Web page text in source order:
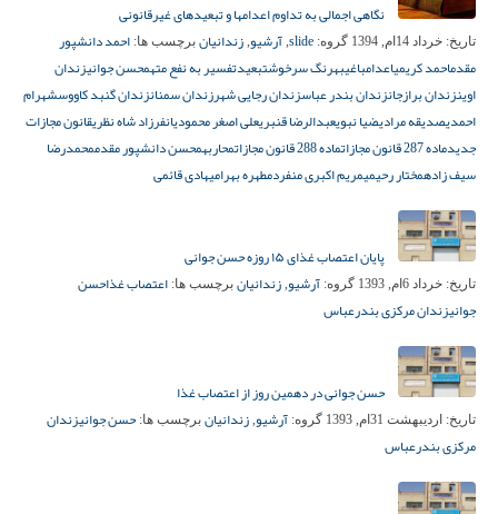
نگاهی اجمالی به تداوم اعدامها و تبعیدهای غیرقانونی
تاریخ: خرداد 14ام, 1394 گروه: slide
, آرشیو, زندانیان برچسب ها: احمد دانشپور
مقدماحمد کریمیاعدامباغیبهرنگ سرخوشتبعیدتفسیر به نفع متهمحسن جوانیزندان
اوینزندان برازجانزندان بندر عباسزندان رجایی شهرزندان سمنانزندان گنبد کاووسشهرام
احمدیصدیقه مرادیضیا نبویعبدالرضا قنبریعلی اصغر محمودیانفرزاد شاه نظریقانون مجازات
جدیدماده 287 قانون مجازات ماده 288 قانون مجازات محاربهمحسن دانشپور مقدممحمدرضا
سیف زادهمختار رحیمیمریم اکبری منفردمطهره بهرامیهادی قائمی
پایان اعتصاب غذای ۱۵ روزه حسن جوانی
تاریخ: خرداد 6ام, 1393 گروه: آرشیو, زندانیان برچسب ها: اعتصاب غذاحسن
جوانیزندان مرکزی بندرعباس
حسن جوانی در دهمین روز از اعتصاب غذا
تاریخ: اردیبهشت 31ام, 1393 گروه: آرشیو, زندانیان برچسب ها: حسن جوانیزندان
مرکزی بندرعباس